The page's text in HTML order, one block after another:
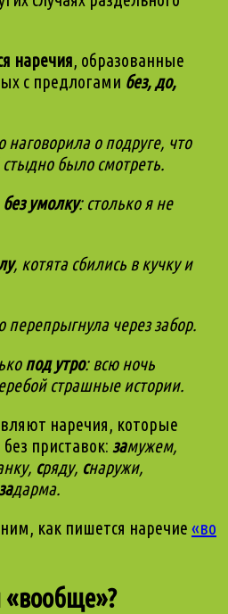
наречия, образованные
с предлогами без, до,
наговорила о подруге, что
стыдно было смотреть.
без умолку: столько я не
, котята сбились в кучку и
перепрыгнула через забор.
под утро: всю ночь
страшные истории.
наречия, которые
приставок: замужем,
сряду, снаружи,
задарма.
как пишется наречие «во